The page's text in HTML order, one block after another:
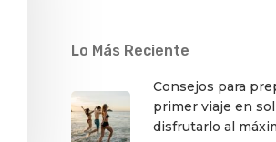
Lo Más Reciente
Consejos para
primer viaje en
disfrutarlo al